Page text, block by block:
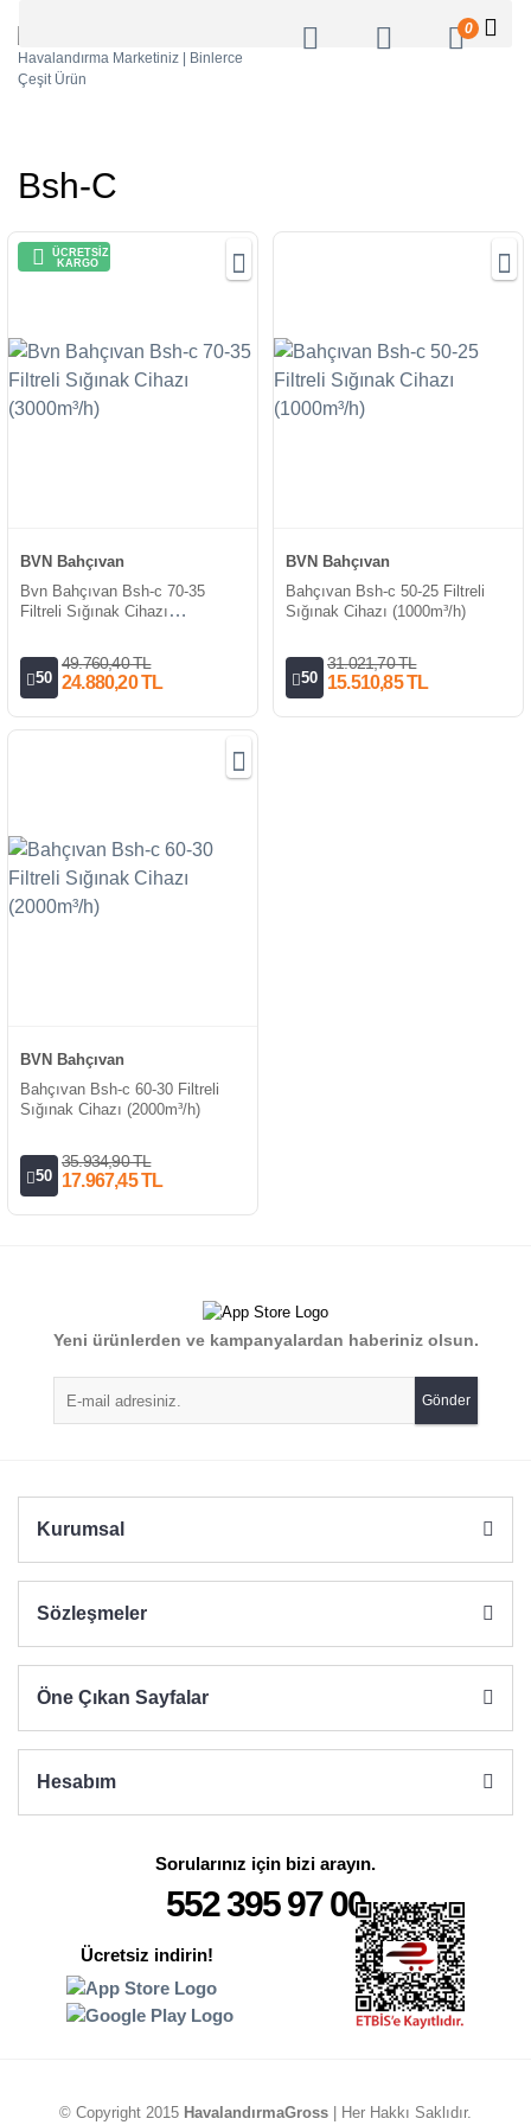
0
Bsh-C
ÜCRETSİZ
KARGO
BVN Bahçıvan
Bvn Bahçıvan Bsh-c 70-35
Filtreli Sığınak Cihazı
50
49.760,40 TL
24.880,20 TL
BVN Bahçıvan
Bahçıvan Bsh-c 50-25 Filtreli
Sığınak Cihazı (1000m³/h)
50
31.021,70 TL
15.510,85 TL
BVN Bahçıvan
Bahçıvan Bsh-c 60-30 Filtreli
Sığınak Cihazı (2000m³/h)
50
35.934,90 TL
17.967,45 TL
Yeni ürünlerden ve kampanyalardan haberiniz olsun.
Gönder
Kurumsal
Sözleşmeler
Öne Çıkan Sayfalar
Hesabım
Sorularınız için bizi arayın.
552 395 97 00
Ücretsiz indirin!
© Copyright 2015 HavalandırmaGross | Her Hakkı Saklıdır.